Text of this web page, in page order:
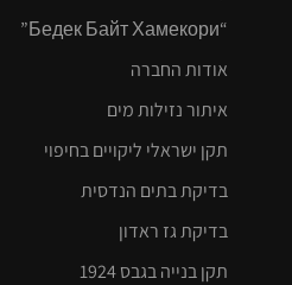
“Бедек Байт Хамекори”
אודות החברה
איתור נזילות מים
תקן ישראלי ליקויים בחיפוי
בדיקת בתים הנדסית
בדיקת גז ראדון
תקן בנייה בגבס 1924